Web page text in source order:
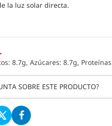
la luz solar directa.
8.7g, Azúcares: 8.7g,
SOBRE ESTE PRODUCTO?